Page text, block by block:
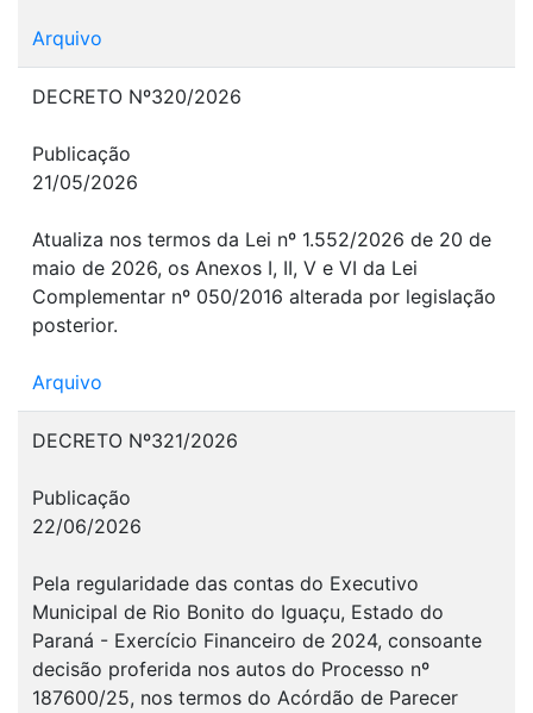
Arquivo
DECRETO Nº320/2026
Publicação
21/05/2026
Atualiza nos termos da Lei nº 1.552/2026 de 20 de
maio de 2026, os Anexos I, II, V e VI da Lei
Complementar nº 050/2016 alterada por legislação
posterior.
Arquivo
DECRETO Nº321/2026
Publicação
22/06/2026
Pela regularidade das contas do Executivo
Municipal de Rio Bonito do Iguaçu, Estado do
Paraná - Exercício Financeiro de 2024, consoante
decisão proferida nos autos do Processo nº
187600/25, nos termos do Acórdão de Parecer